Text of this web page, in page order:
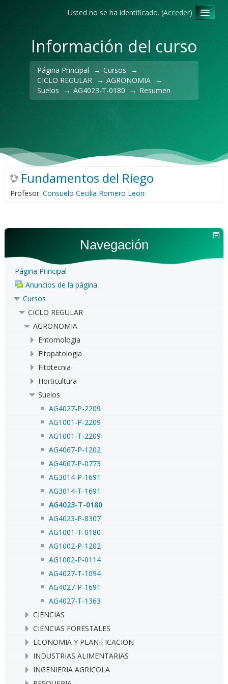
Usted no se ha identificado. (Acceder)
Información del curso
Página Principal → Cursos
→
CICLO REGULAR → AGRONOMIA →
Suelos
→ AG4023-T-0180 → Resumen
Fundamentos del Riego
Profesor: Consuelo Cecilia Romero Leon
Navegación
Página Principal
Anuncios de la página
Cursos
CICLO REGULAR
AGRONOMIA
Entomologia
Fitopatologia
Fitotecnia
Horticultura
Suelos
AG4027-P-2209
AG1001-P-2209
AG1001-T-2209
AG4067-P-1202
AG4067-P-0773
AG3014-P-1691
AG3014-T-1691
AG4023-T-0180
AG4023-P-8307
AG1001-T-0180
AG1002-P-1202
AG1002-P-0114
AG4027-T-1094
AG4027-P-1691
AG4027-T-1363
CIENCIAS
CIENCIAS FORESTALES
ECONOMIA Y PLANIFICACION
INDUSTRIAS ALIMENTARIAS
INGENIERIA AGRICOLA